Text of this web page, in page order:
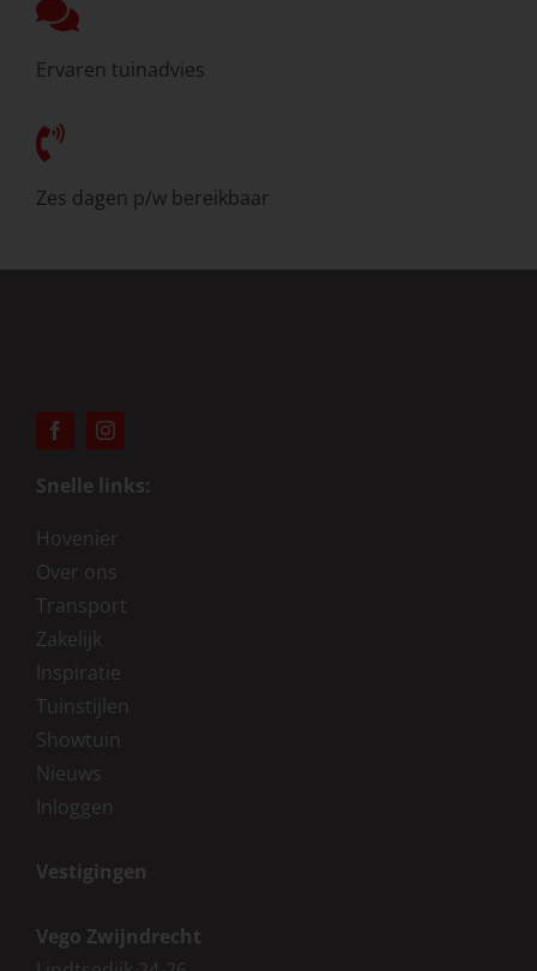
Ervaren tuinadvies
Zes dagen p/w bereikbaar
Snelle links:
Hovenier
Over ons
Transport
Zakelijk
Inspiratie
Tuinstijlen
Showtuin
Nieuws
Inloggen
Vestigingen
Vego Zwijndrecht